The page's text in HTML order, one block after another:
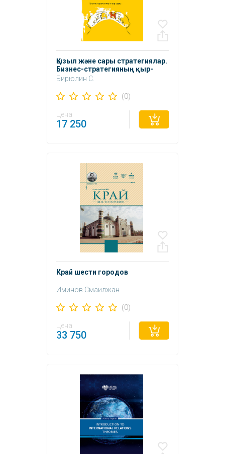
Қызыл және сары стратегиялар.
Бизнес-стратегияның қыр-
сыры
Бирюлин С.
(0)
Цена
17 250
Край шести городов
Иминов Смаилжан
(0)
Цена
33 750